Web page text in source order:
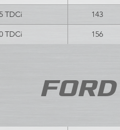
TDCi 143
TDCi 156